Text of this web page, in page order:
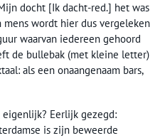
docht [Ik dacht-red.] het was
mens wordt hier dus vergeleken
waarvan iedereen gehoord
de bullebak (met kleine letter)
als een onaangenaam bars,
eigenlijk? Eerlijk gezegd:
is zijn beweerde